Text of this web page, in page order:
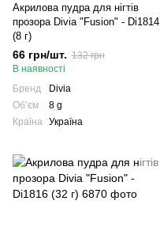
Акрилова пудра для нігтів
прозора Divia "Fusion" - Di1814
(8 г)
66 грн/шт. 132 грн
В наявності
Бренд
Divia
Обʼєм
8 g
Країна
Україна